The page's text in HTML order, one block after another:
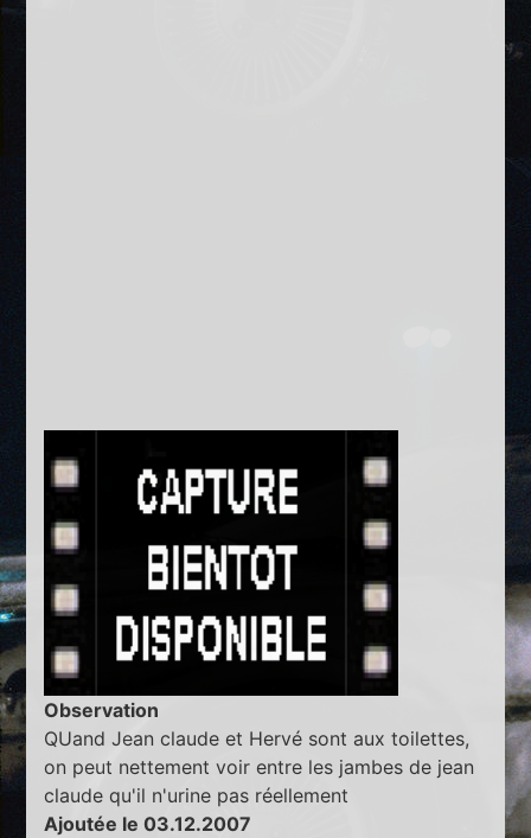
Observation
QUand Jean claude et Hervé sont aux toilettes,
on peut nettement voir entre les jambes de jean
claude qu'il n'urine pas réellement
Ajoutée le 03.12.2007